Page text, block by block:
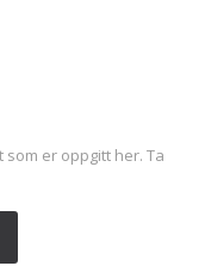
er oppgitt her. Ta